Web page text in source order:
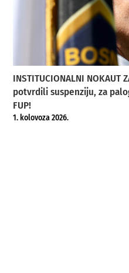
INSTITUCIONALNI NOKAUT
potvrdili suspenziju, za
FUP!
1. kolovoza 2026.